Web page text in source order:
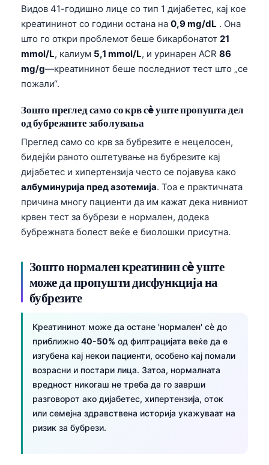
Видов 41-годишно лице со тип 1 дијабетес, кај кое
креатининот со години остана на 0,9 mg/dL . Она
што го откри проблемот беше бикарбонатот 21
mmol/L, калиум 5,1 mmol/L, и уринарен ACR 86
mg/g—креатининот беше последниот тест што „се
пожали“.
Зошто преглед само со крв сè уште пропушта дел
од бубрежните заболувања
Преглед само со крв за бубрезите е нецелосен,
бидејќи раното оштетување на бубрезите кај
дијабетес и хипертензија често се појавува како
албуминурија пред азотемија. Тоа е практичната
причина многу пациенти да им кажат дека нивниот
крвен тест за бубрези е нормален, додека
бубрежната болест веќе е биолошки присутна.
Зошто нормален креатинин сè уште
може да пропушти дисфункција на
бубрезите
Креатининот може да остане 'нормален' сè до
приближно 40-50% од филтрацијата веќе да е
изгубена кај некои пациенти, особено кај помали
возрасни и постари лица. Затоа, нормалната
вредност никогаш не треба да го заврши
разговорот ако дијабетес, хипертензија, оток
или семејна здравствена историја укажуваат на
ризик за бубрези.